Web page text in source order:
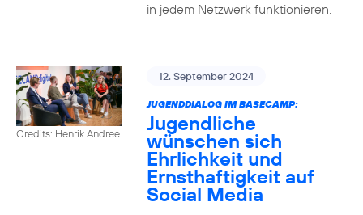
in jedem Netzwerk funktionieren.
Credits: Henrik Andree
12. September 2024
JUGENDDIALOG IM BASECAMP:
Jugendliche
wünschen sich
Ehrlichkeit und
Ernsthaftigkeit auf
Social Media